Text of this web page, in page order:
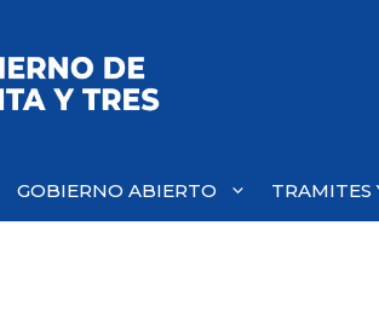
GOBIERNO ABIERTO TRAMITES